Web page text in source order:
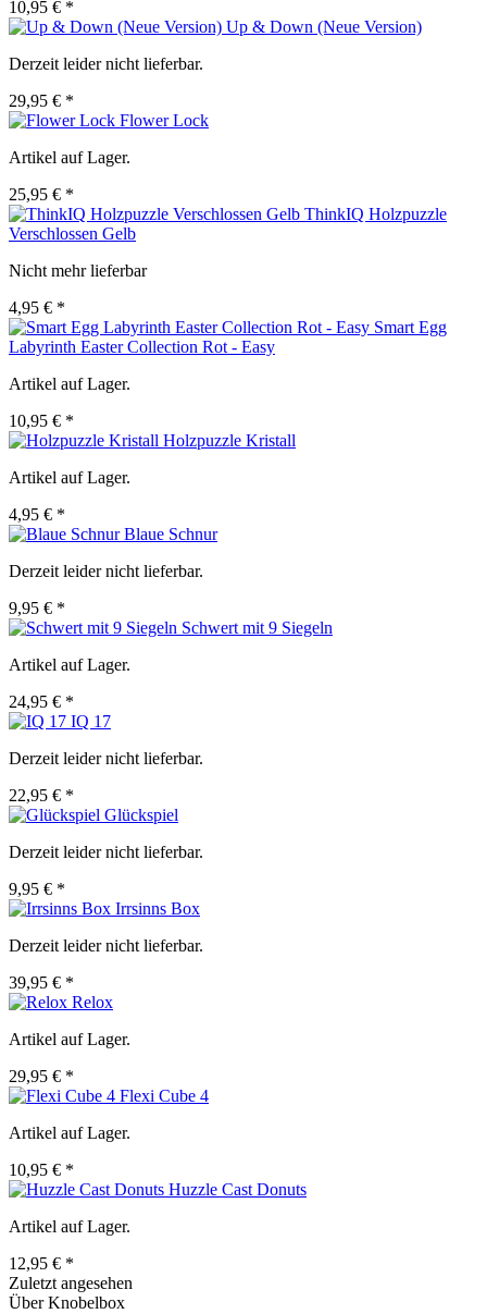
10,95 € *
Up & Down (Neue Version)
Derzeit leider nicht lieferbar.
29,95 € *
Flower Lock
Artikel auf Lager.
25,95 € *
ThinkIQ Holzpuzzle
Verschlossen Gelb
Nicht mehr lieferbar
4,95 € *
Smart Egg
Labyrinth Easter Collection Rot - Easy
Artikel auf Lager.
10,95 € *
Holzpuzzle Kristall
Artikel auf Lager.
4,95 € *
Blaue Schnur
Derzeit leider nicht lieferbar.
9,95 € *
Schwert mit 9 Siegeln
Artikel auf Lager.
24,95 € *
IQ 17
Derzeit leider nicht lieferbar.
22,95 € *
Glückspiel
Derzeit leider nicht lieferbar.
9,95 € *
Irrsinns Box
Derzeit leider nicht lieferbar.
39,95 € *
Relox
Artikel auf Lager.
29,95 € *
Flexi Cube 4
Artikel auf Lager.
10,95 € *
Huzzle Cast Donuts
Artikel auf Lager.
12,95 € *
Zuletzt angesehen
Über Knobelbox